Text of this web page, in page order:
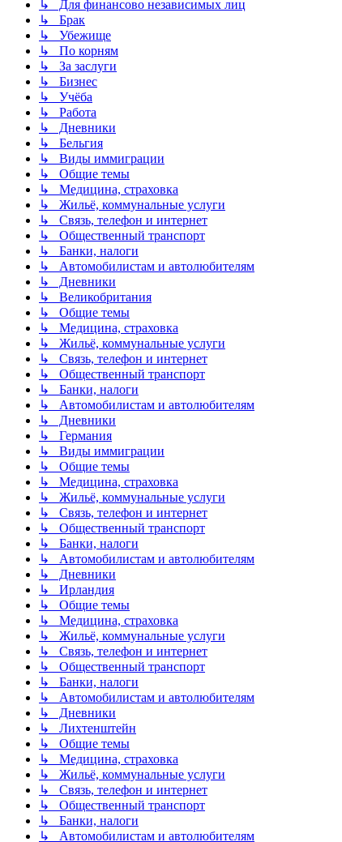
↳ Для финансово независимых лиц
↳ Брак
↳ Убежище
↳ По корням
↳ За заслуги
↳ Бизнес
↳ Учёба
↳ Работа
↳ Дневники
↳ Бельгия
↳ Виды иммиграции
↳ Общие темы
↳ Медицина, страховка
↳ Жильё, коммунальные услуги
↳ Связь, телефон и интернет
↳ Общественный транспорт
↳ Банки, налоги
↳ Автомобилистам и автолюбителям
↳ Дневники
↳ Великобритания
↳ Общие темы
↳ Медицина, страховка
↳ Жильё, коммунальные услуги
↳ Связь, телефон и интернет
↳ Общественный транспорт
↳ Банки, налоги
↳ Автомобилистам и автолюбителям
↳ Дневники
↳ Германия
↳ Виды иммиграции
↳ Общие темы
↳ Медицина, страховка
↳ Жильё, коммунальные услуги
↳ Связь, телефон и интернет
↳ Общественный транспорт
↳ Банки, налоги
↳ Автомобилистам и автолюбителям
↳ Дневники
↳ Ирландия
↳ Общие темы
↳ Медицина, страховка
↳ Жильё, коммунальные услуги
↳ Связь, телефон и интернет
↳ Общественный транспорт
↳ Банки, налоги
↳ Автомобилистам и автолюбителям
↳ Дневники
↳ Лихтенштейн
↳ Общие темы
↳ Медицина, страховка
↳ Жильё, коммунальные услуги
↳ Связь, телефон и интернет
↳ Общественный транспорт
↳ Банки, налоги
↳ Автомобилистам и автолюбителям